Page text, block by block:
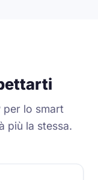
per lo smart
più la stessa.